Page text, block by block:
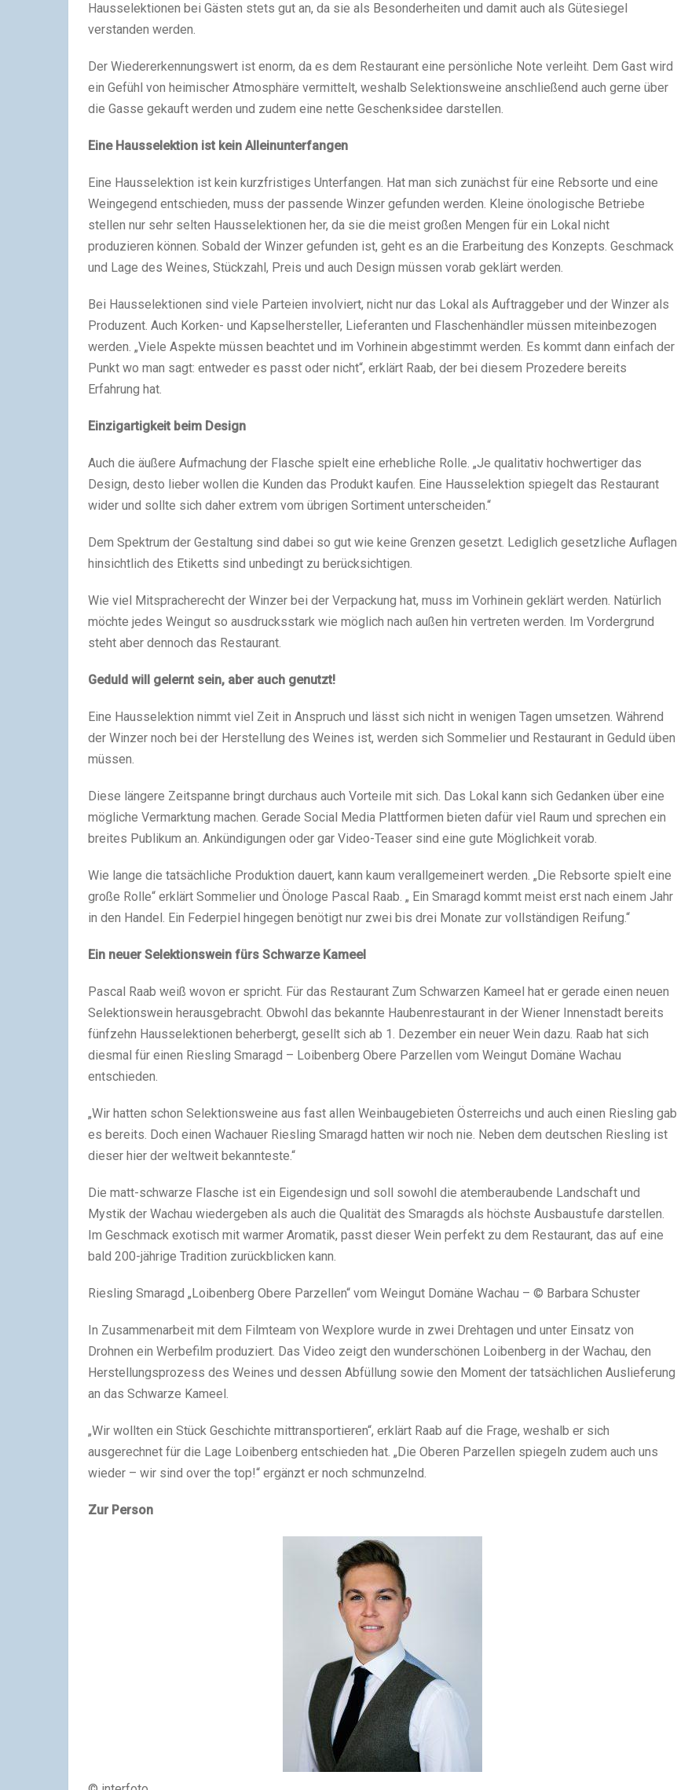
Hausselektionen bei Gästen stets gut an, da sie als Besonderheiten und damit auch als Gütesiegel
verstanden werden.
Der Wiedererkennungswert ist enorm, da es dem Restaurant eine persönliche Note verleiht. Dem Gast wird
ein Gefühl von heimischer Atmosphäre vermittelt, weshalb Selektionsweine anschließend auch gerne über
die Gasse gekauft werden und zudem eine nette Geschenksidee darstellen.
Eine Hausselektion ist kein Alleinunterfangen
Eine Hausselektion ist kein kurzfristiges Unterfangen. Hat man sich zunächst für eine Rebsorte und eine
Weingegend entschieden, muss der passende Winzer gefunden werden. Kleine önologische Betriebe
stellen nur sehr selten Hausselektionen her, da sie die meist großen Mengen für ein Lokal nicht
produzieren können. Sobald der Winzer gefunden ist, geht es an die Erarbeitung des Konzepts. Geschmack
und Lage des Weines, Stückzahl, Preis und auch Design müssen vorab geklärt werden.
Bei Hausselektionen sind viele Parteien involviert, nicht nur das Lokal als Auftraggeber und der Winzer als
Produzent. Auch Korken- und Kapselhersteller, Lieferanten und Flaschenhändler müssen miteinbezogen
werden. „Viele Aspekte müssen beachtet und im Vorhinein abgestimmt werden. Es kommt dann einfach der
Punkt wo man sagt: entweder es passt oder nicht“, erklärt Raab, der bei diesem Prozedere bereits
Erfahrung hat.
Einzigartigkeit beim Design
Auch die äußere Aufmachung der Flasche spielt eine erhebliche Rolle. „Je qualitativ hochwertiger das
Design, desto lieber wollen die Kunden das Produkt kaufen. Eine Hausselektion spiegelt das Restaurant
wider und sollte sich daher extrem vom übrigen Sortiment unterscheiden.“
Dem Spektrum der Gestaltung sind dabei so gut wie keine Grenzen gesetzt. Lediglich gesetzliche Auflagen
hinsichtlich des Etiketts sind unbedingt zu berücksichtigen.
Wie viel Mitspracherecht der Winzer bei der Verpackung hat, muss im Vorhinein geklärt werden. Natürlich
möchte jedes Weingut so ausdrucksstark wie möglich nach außen hin vertreten werden. Im Vordergrund
steht aber dennoch das Restaurant.
Geduld will gelernt sein, aber auch genutzt!
Eine Hausselektion nimmt viel Zeit in Anspruch und lässt sich nicht in wenigen Tagen umsetzen. Während
der Winzer noch bei der Herstellung des Weines ist, werden sich Sommelier und Restaurant in Geduld üben
müssen.
Diese längere Zeitspanne bringt durchaus auch Vorteile mit sich. Das Lokal kann sich Gedanken über eine
mögliche Vermarktung machen. Gerade Social Media Plattformen bieten dafür viel Raum und sprechen ein
breites Publikum an. Ankündigungen oder gar Video-Teaser sind eine gute Möglichkeit vorab.
Wie lange die tatsächliche Produktion dauert, kann kaum verallgemeinert werden. „Die Rebsorte spielt eine
große Rolle“ erklärt Sommelier und Önologe Pascal Raab. „ Ein Smaragd kommt meist erst nach einem Jahr
in den Handel. Ein Federpiel hingegen benötigt nur zwei bis drei Monate zur vollständigen Reifung.“
Ein neuer Selektionswein fürs Schwarze Kameel
Pascal Raab weiß wovon er spricht. Für das Restaurant Zum Schwarzen Kameel hat er gerade einen neuen
Selektionswein herausgebracht. Obwohl das bekannte Haubenrestaurant in der Wiener Innenstadt bereits
fünfzehn Hausselektionen beherbergt, gesellt sich ab 1. Dezember ein neuer Wein dazu. Raab hat sich
diesmal für einen Riesling Smaragd – Loibenberg Obere Parzellen vom Weingut Domäne Wachau
entschieden.
„Wir hatten schon Selektionsweine aus fast allen Weinbaugebieten Österreichs und auch einen Riesling gab
es bereits. Doch einen Wachauer Riesling Smaragd hatten wir noch nie. Neben dem deutschen Riesling ist
dieser hier der weltweit bekannteste.“
Die matt-schwarze Flasche ist ein Eigendesign und soll sowohl die atemberaubende Landschaft und
Mystik der Wachau wiedergeben als auch die Qualität des Smaragds als höchste Ausbaustufe darstellen.
Im Geschmack exotisch mit warmer Aromatik, passt dieser Wein perfekt zu dem Restaurant, das auf eine
bald 200-jährige Tradition zurückblicken kann.
Riesling Smaragd „Loibenberg Obere Parzellen“ vom Weingut Domäne Wachau – © Barbara Schuster
In Zusammenarbeit mit dem Filmteam von Wexplore wurde in zwei Drehtagen und unter Einsatz von
Drohnen ein Werbefilm produziert. Das Video zeigt den wunderschönen Loibenberg in der Wachau, den
Herstellungsprozess des Weines und dessen Abfüllung sowie den Moment der tatsächlichen Auslieferung
an das Schwarze Kameel.
„Wir wollten ein Stück Geschichte mittransportieren“, erklärt Raab auf die Frage, weshalb er sich
ausgerechnet für die Lage Loibenberg entschieden hat. „Die Oberen Parzellen spiegeln zudem auch uns
wieder – wir sind over the top!“ ergänzt er noch schmunzelnd.
Zur Person